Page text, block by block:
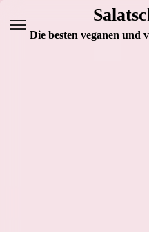
Inhalt
Die besten veganen und